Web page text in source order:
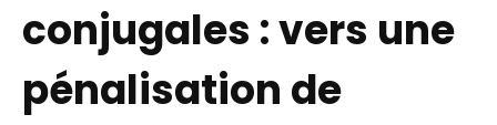
conjugales : vers une
pénalisation de